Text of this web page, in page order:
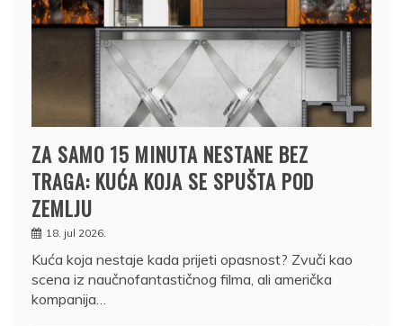
ZA SAMO 15 MINUTA NESTANE BEZ
TRAGA: KUĆA KOJA SE SPUŠTA POD
ZEMLJU
18. jul 2026.
Kuća koja nestaje kada prijeti opasnost? Zvuči kao
scena iz naučnofantastičnog filma, ali američka
kompanija…